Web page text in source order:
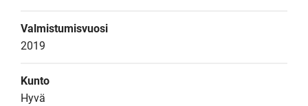
Valmistumisvuosi
2019
Kunto
Hyvä